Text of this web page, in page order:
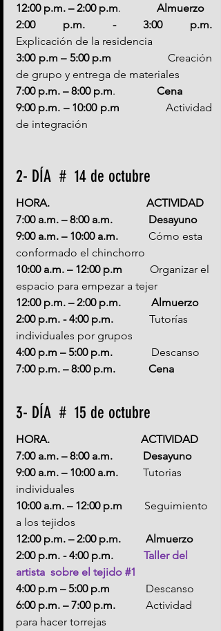
12:00 p.m. – 2:00 p.m. Almuerzo
2:00 p.m. - 3:00 p.m.
Explicación de la residencia
3:00 p.m – 5:00 p.m
                 Creación
de grupo y entrega de materiales
7:00 p.m. – 8:00 p.m. Cena
9:00 p.m. – 10:00 p.m
              Actividad
de integración
2- DÍA  #  14 de octubre
HORA.                                   ACTIVIDAD
7:00 a.m. – 8:00 a.m.             Desayuno
9:00 a.m. – 10:00 a.m. Cómo esta
conformado el chinchorro
10:00 a.m. – 12:00 p.m Organizar el
espacio para empezar a tejer
12:00 p.m. – 2:00 p.m.           Almuerzo
2:00 p.m. - 4:00 p.m. Tutorías
individuales por grupos
4:00 p.m – 5:00 p.m.
  Descanso
7:00 p.m. – 8:00 p.m.            Cena
3- DÍA  #  15 de octubre
HORA.                                 ACTIVIDAD
7:00 a.m. – 8:00 a.m.           Desayuno
9:00 a.m. – 10:00 a.m. Tutorias
individuales
10:00 a.m. – 12:00 p.m Seguimiento
a los tejidos
12:00 p.m. – 2:00 p.m.         Almuerzo
2:00 p.m. - 4:00 p.m. Taller del
artista  sobre el tejido #1
4:00 p.m – 5:00 p.m
  Descanso
6:00 p.m. – 7:00 p.m. Actividad
para hacer torrejas